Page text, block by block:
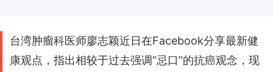
台湾肿瘤科医师廖志颖近日在Facebook分享最新健
康观点，指出相较于过去强调“忌口”的抗癌观念，现